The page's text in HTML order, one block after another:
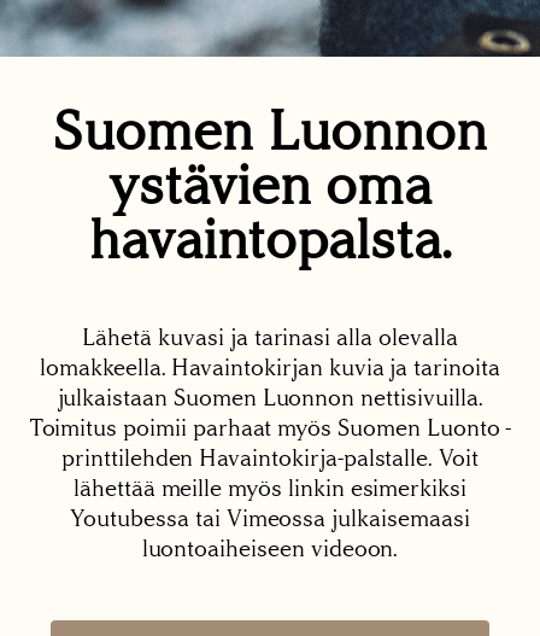
Suomen Luonnon
ystävien oma
havaintopalsta.
Lähetä kuvasi ja tarinasi alla olevalla
lomakkeella. Havaintokirjan kuvia ja tarinoita
julkaistaan Suomen Luonnon nettisivuilla.
Toimitus poimii parhaat myös Suomen Luonto -
printtilehden Havaintokirja-palstalle. Voit
lähettää meille myös linkin esimerkiksi
Youtubessa tai Vimeossa julkaisemaasi
luontoaiheiseen videoon.